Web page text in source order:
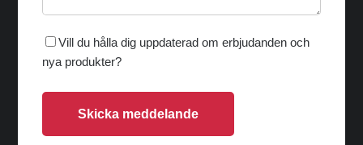
Vill du hålla dig uppdaterad om erbjudanden och
nya produkter?
Skicka meddelande